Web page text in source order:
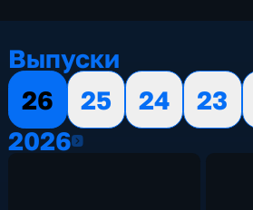
Выпуски
26
25 24 23
20262026